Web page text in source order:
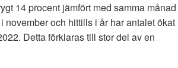
14 procent jämfört med samma månad
och hittills i år har antalet ökat
Detta förklaras till stor del av en